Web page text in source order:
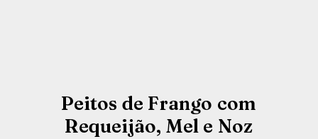
Peitos de Frango com
Requeijão, Mel e Noz